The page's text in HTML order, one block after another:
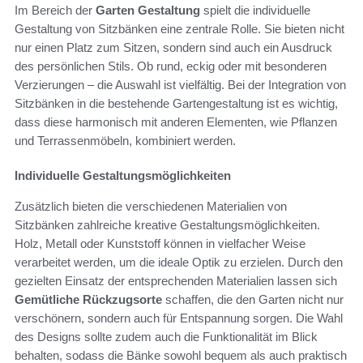
Im Bereich der Garten Gestaltung spielt die individuelle
Gestaltung von Sitzbänken eine zentrale Rolle. Sie bieten nicht
nur einen Platz zum Sitzen, sondern sind auch ein Ausdruck
des persönlichen Stils. Ob rund, eckig oder mit besonderen
Verzierungen – die Auswahl ist vielfältig. Bei der Integration von
Sitzbänken in die bestehende Gartengestaltung ist es wichtig,
dass diese harmonisch mit anderen Elementen, wie Pflanzen
und Terrassenmöbeln, kombiniert werden.
Individuelle Gestaltungsmöglichkeiten
Zusätzlich bieten die verschiedenen Materialien von
Sitzbänken zahlreiche kreative Gestaltungsmöglichkeiten.
Holz, Metall oder Kunststoff können in vielfacher Weise
verarbeitet werden, um die ideale Optik zu erzielen. Durch den
gezielten Einsatz der entsprechenden Materialien lassen sich
Gemütliche Rückzugsorte schaffen, die den Garten nicht nur
verschönern, sondern auch für Entspannung sorgen. Die Wahl
des Designs sollte zudem auch die Funktionalität im Blick
behalten, sodass die Bänke sowohl bequem als auch praktisch